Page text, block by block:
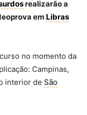
realizarão a
em Libras
no momento da
Campinas,
interior de São